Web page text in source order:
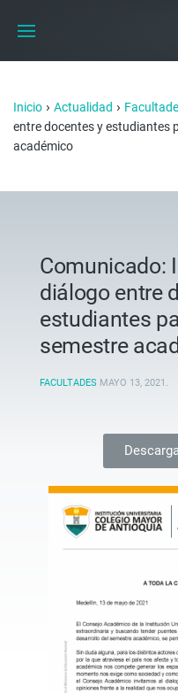
Inicio › Actualidad ›
entre docentes y estudiantes
académico
Comunicado:
diálogo entre
estudiantes
semestre
FACULTADES MAYO 13, 2021 .